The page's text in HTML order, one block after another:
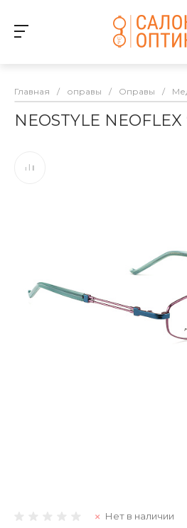
Главная / оправы / Оправы /
NEOSTYLE
Нет в наличии